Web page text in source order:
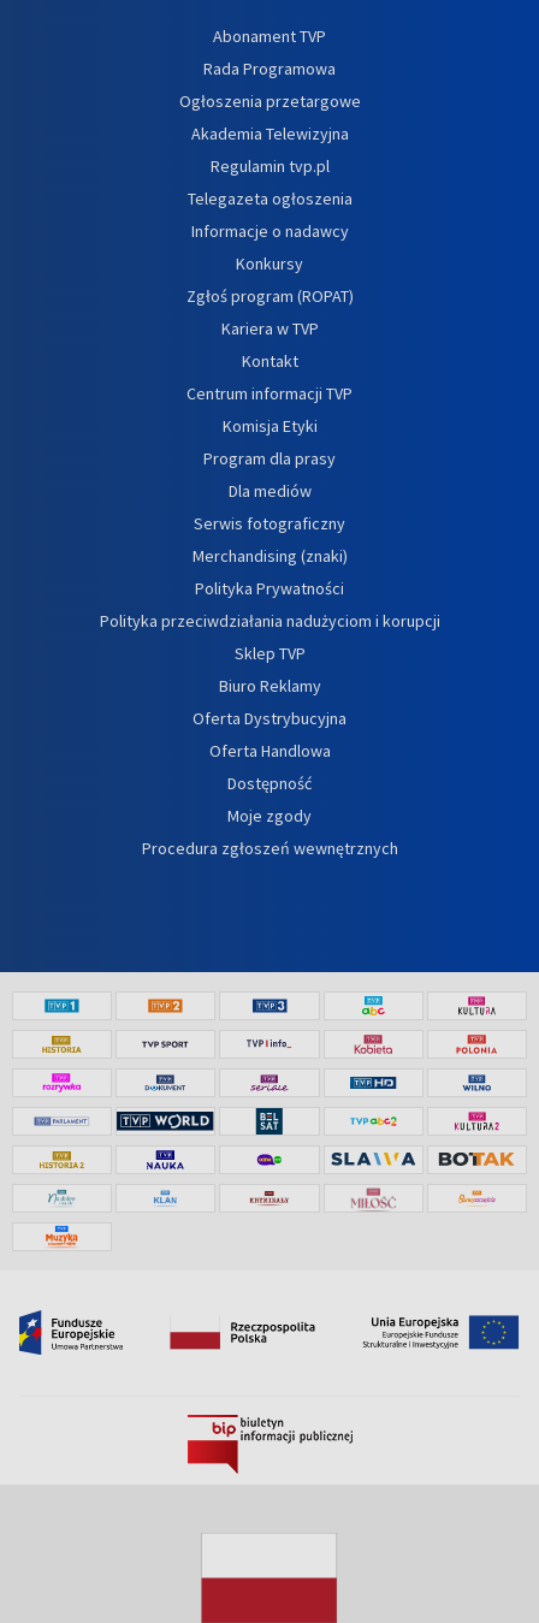
Abonament TVP
Rada Programowa
Ogłoszenia przetargowe
Akademia Telewizyjna
Regulamin tvp.pl
Telegazeta ogłoszenia
Informacje o nadawcy
Konkursy
Zgłoś program (ROPAT)
Kariera w TVP
Kontakt
Centrum informacji TVP
Komisja Etyki
Program dla prasy
Dla mediów
Serwis fotograficzny
Merchandising (znaki)
Polityka Prywatności
Polityka przeciwdziałania nadużyciom i korupcji
Sklep TVP
Biuro Reklamy
Oferta Dystrybucyjna
Oferta Handlowa
Dostępność
Moje zgody
Procedura zgłoszeń wewnętrznych